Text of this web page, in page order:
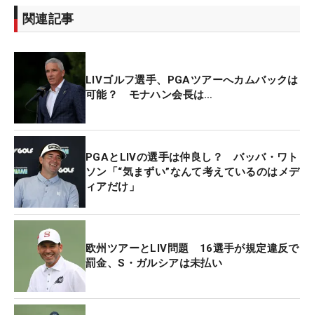
テークホルダーそれぞれに最大限の利益を還元する
形を目指す。
PGAツアーのジェイ・モナハン会長は「2年間もの
あいだ混乱をもたらしてきたが、ゴルフを愛するも
のにとって、歴史的な日になった」と胸を張る。新
法人はPIFが主導権を握る形で、PGAツアー自体の組
織は今後も存続。新法人主導で、新形態の大会やイ
ベント模索していく。
新法人のチェアマンにPIFトップで実業家、大富豪の
ヤセル・ルマイヤン氏。CEOにモナハン氏が就き、
そのほかの経営陣は3団体から選ばれる予定。
また、LIVゴルフに移籍した選手のPGAツアー、欧
州ツアーへの復帰については、各ツアーの2023年シ
ーズン終了後に改めて再考される。
関連記事
LIVゴルフ選手、PGAツアーへカムバックは
可能？ モナハン会長は…
PGAとLIVの選手は仲良し？ バッバ・ワト
ソン「“気まずい”なんて考えているのはメデ
ィアだけ」
欧州ツアーとLIV問題 16選手が規定違反で
罰金、S・ガルシアは未払い